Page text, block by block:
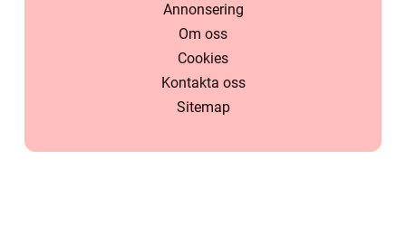
Annonsering
Om oss
Cookies
Kontakta oss
Sitemap